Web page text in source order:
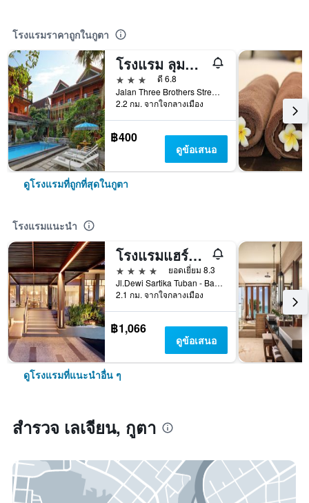
โรงแรมราคาถูกในกูตา
โรงแรม ลุมบุง สารี เลเกียน
3 ดาว
ดี 6.8
Jalan Three Brothers Street, กูตา, อินโดนีเซีย
2.2 กม. จากใจกลางเมือง
฿400
ดูข้อเสนอ
ดูโรงแรมที่ถูกที่สุดในกูตา
โรงแรมแนะนำ
โรงแรมแฮร์ริส คูตา ตูบัน บาหลี
4 ดาว
ยอดเยี่ยม 8.3
Jl.Dewi Sartika Tuban - Bali, Indonesia, 3, กูตา, อินโดนีเซีย
2.1 กม. จากใจกลางเมือง
฿1,066
ดูข้อเสนอ
ดูโรงแรมที่แนะนำอื่น ๆ
สำรวจ เลเจียน, กูตา